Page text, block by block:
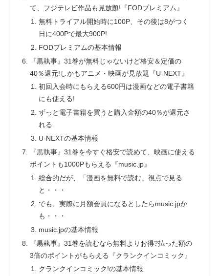
て、フジテレビ作品も見放題!『FODプレミアム』
無料トライアル開始時に100P、その後は8がつく
日に400Pで最大900P!
FODプレミアムの基本情報
『黒執事』31巻が無料じゃないけど格安＆定価の
40％還元!しかもアニメ・映画が見放題『U-NEXT』
初回入会時にもらえる600円は漫画などの電子書籍
にも使える!
ずっと電子書籍を買うと購入金額の40％が還元さ
れる
U-NEXTの基本情報
『黒執事』31巻を今すぐ格安で読めて、映画に使える
ポイントも1000Pもらえる『music.jp』
総合的だが、「漫画を無料で読む」視点で見る
と・・・
でも、実際に月額会員になるとしたらmusic.jpか
も・・・
music.jpの基本情報
『黒執事』31巻を読むなら無料よりお得?払った額の
3倍のポイントがもらえる『クランクインコミック』
クランクインコミック!の基本情報